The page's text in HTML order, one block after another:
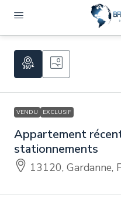
VENDU EXCLUSIF
Appartement
stationnements
13120, Gardanne,